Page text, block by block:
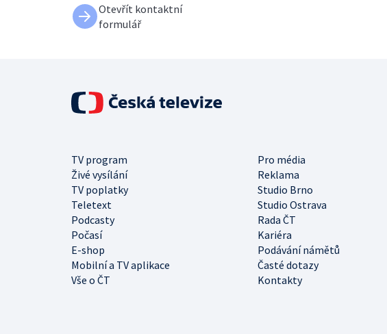
Otevřít kontaktní
formulář
TV program
Pro média
Živé vysílání
Reklama
TV poplatky
Studio Brno
Teletext
Studio Ostrava
Podcasty
Rada ČT
Počasí
Kariéra
E-shop
Podávání námětů
Mobilní a TV aplikace
Časté dotazy
Vše o ČT
Kontakty